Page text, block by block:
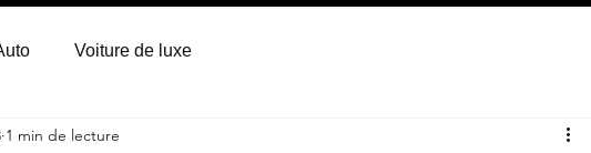
Voiture de luxe
1 min de lecture